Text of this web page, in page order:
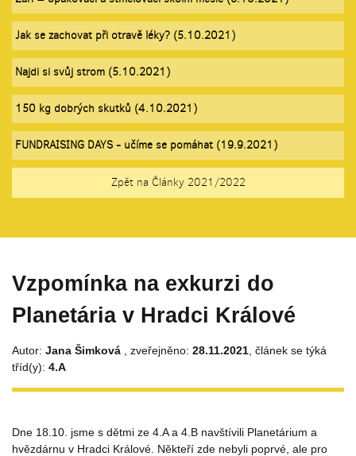
Jak se zachovat při otravě léky? (5.10.2021)
Najdi si svůj strom (5.10.2021)
150 kg dobrých skutků (4.10.2021)
FUNDRAISING DAYS - učíme se pomáhat (19.9.2021)
Zpět na Články 2021/2022
Vzpomínka na exkurzi do
Planetária v Hradci Králové
Autor: Jana Šimková , zveřejněno: 28.11.2021 , článek se týká
tříd(y): 4.A
Dne 18.10. jsme s dětmi ze 4.A a 4.B navštívili Planetárium a
hvězdárnu v Hradci Králové. Někteří zde nebyli poprvé, ale pro